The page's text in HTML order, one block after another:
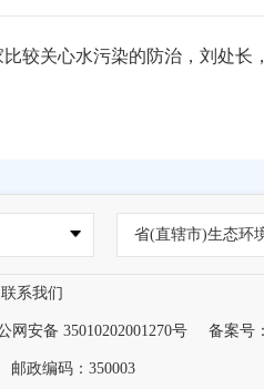
比较关心水污染的防治，刘处
不是，应向公安部门反映。《
、广场、公园等公共场所组
经营活动中使用高音广播喇叭
省(直辖市)生态环
联系我们
网安备 35010202001270号 备案号
邮政编码：350003